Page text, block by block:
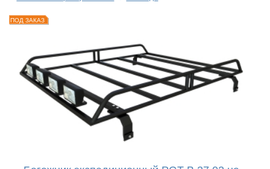
ПОД ЗАКАЗ